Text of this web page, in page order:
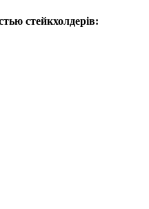
стейкхолдерів: